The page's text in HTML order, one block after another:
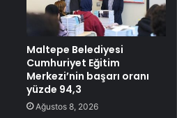
Maltepe Belediyesi
Cumhuriyet Eğitim
Merkezi’nin başarı oranı
yüzde 94,3
Ağustos 8, 2026